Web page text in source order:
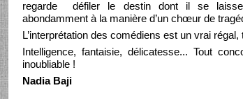
regarde défiler le destin dont il se laisse
abondamment à la manière d’un chœur de
L’interprétation des comédiens est un vrai
Intelligence, fantaisie, délicatesse... Tout
inoubliable !
Nadia Baji